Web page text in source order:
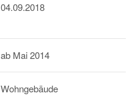
04.09.2018
ab Mai 2014
Wohngebäude